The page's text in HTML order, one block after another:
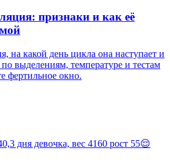
признаки и как её
на какой день цикла она наступает и
по выделениям, температуре и тестам
фертильное окно.
дня девочка, вес 4160 рост 55😌